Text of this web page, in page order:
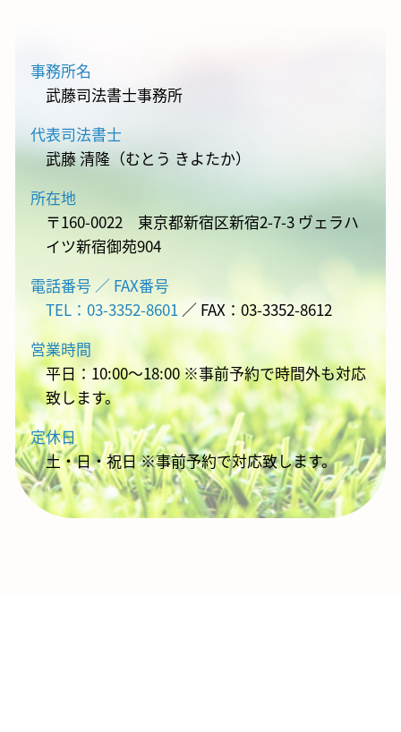
事務所名
武藤司法書士事務所
代表司法書士
武藤 清隆（むとう きよたか）
所在地
〒160-0022 東京都新宿区新宿2-7-3 ヴェラハ
イツ新宿御苑904
電話番号 ／ FAX番号
TEL：03-3352-8601 ／ FAX：03-3352-8612
営業時間
平日：10:00～18:00 ※事前予約で時間外も対応
致します。
定休日
土・日・祝日 ※事前予約で対応致します。